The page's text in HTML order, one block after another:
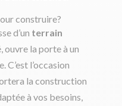
construire?
d’un terrain
ouvre la porte à un
l’occasion
la construction
à vos besoins,